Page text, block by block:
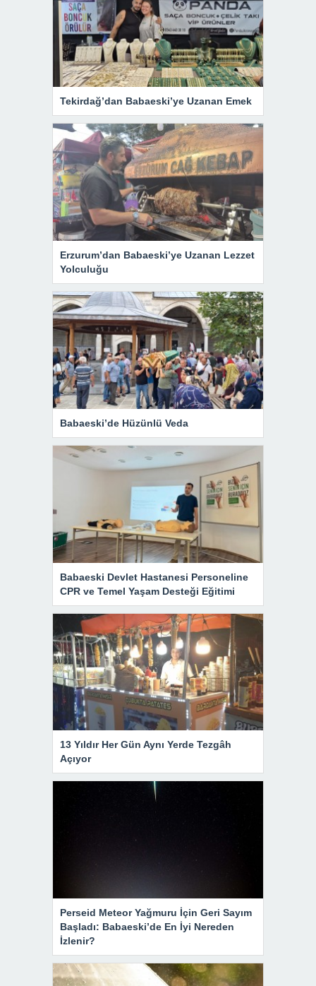
Tekirdağ’dan Babaeski’ye Uzanan Emek
Erzurum’dan Babaeski’ye Uzanan Lezzet
Yolculuğu
Babaeski’de Hüzünlü Veda
Babaeski Devlet Hastanesi Personeline
CPR ve Temel Yaşam Desteği Eğitimi
13 Yıldır Her Gün Aynı Yerde Tezgâh
Açıyor
Perseid Meteor Yağmuru İçin Geri Sayım
Başladı: Babaeski’de En İyi Nereden
İzlenir?